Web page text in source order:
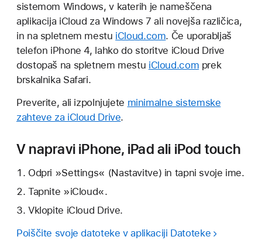
sistemom Windows, v katerih je nameščena
aplikacija iCloud za Windows 7 ali novejša različica,
in na spletnem mestu iCloud.com. Če uporabljaš
telefon iPhone 4, lahko do storitve iCloud Drive
dostopaš na spletnem mestu iCloud.com prek
brskalnika Safari.
Preverite, ali izpolnjujete minimalne sistemske
zahteve za iCloud Drive.
V napravi iPhone, iPad ali iPod touch
Odpri »Settings« (Nastavitve) in tapni svoje ime.
Tapnite »iCloud«.
Vklopite iCloud Drive.
Poiščite svoje datoteke v aplikaciji Datoteke